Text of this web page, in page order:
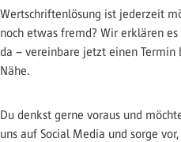
Wertschriftenlösung ist jederzeit
noch etwas fremd? Wir erklären
da – vereinbare jetzt einen
Nähe.
Du denkst gerne voraus und
uns auf Social Media und sorge